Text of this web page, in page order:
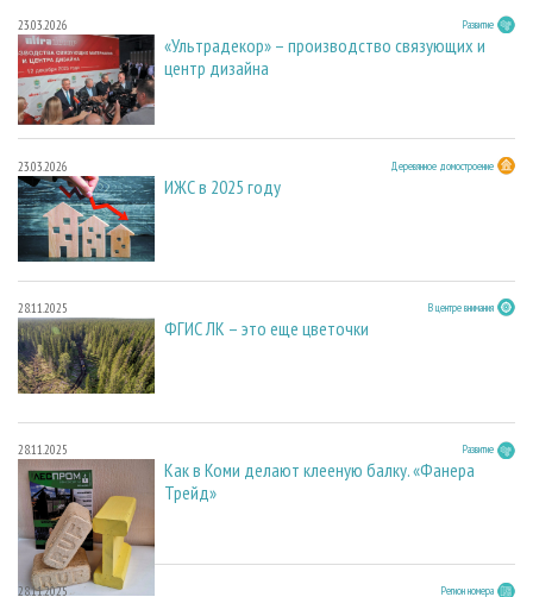
23.03.2026 Развитие
«Ультрадекор» – производство связующих и
центр дизайна
23.03.2026 Деревянное домостроение
ИЖС в 2025 году
28.11.2025 В центре внимания
ФГИС ЛК – это еще цветочки
28.11.2025 Развитие
Как в Коми делают клееную балку. «Фанера
Трейд»
28.11.2025 Регион номера